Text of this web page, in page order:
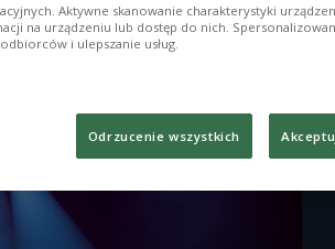
Aktywne skanowanie charakterystyki
na urządzeniu lub dostęp do nich.
i ulepszanie usług.
Odrzucenie wszystkich